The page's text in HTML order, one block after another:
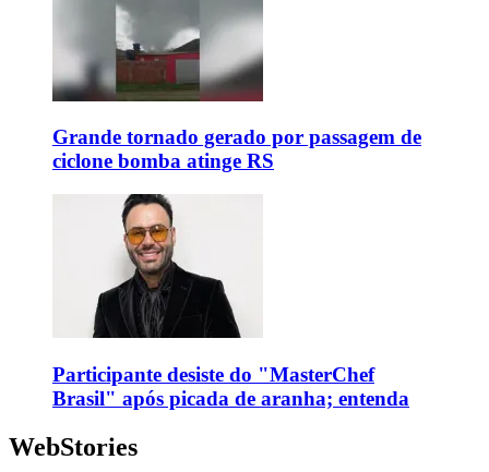
Grande tornado gerado por passagem de
ciclone bomba atinge RS
Participante desiste do "MasterChef
Brasil" após picada de aranha; entenda
WebStories